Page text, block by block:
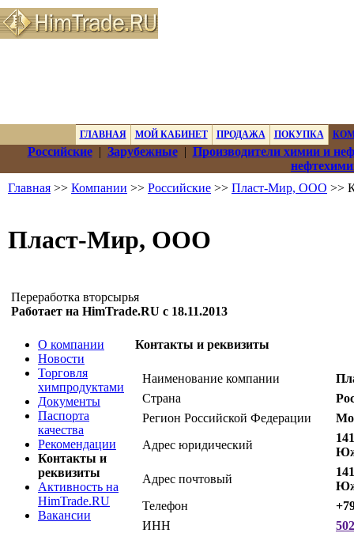
ГЛАВНАЯ МОЙ КАБИНЕТ ПРОДАЖА ПОКУПКА
Российские| Зарубежные| Производители химии и
Главная >> Компании >> Российские >> Пласт-Мир, ООО >>
Пласт-Мир, ООО
Переработка вторсырья
Работает на HimTrade.RU с 18.11.2013
О компании
Новости
Торговля
химпродуктами
Документы
Паспорта
качества
Рекомендации
Контакты и
реквизиты
Активность на
HimTrade.RU
Вакансии
Контакты и реквизиты
Наименование компании
Страна
Регион Российской Федерации
Адрес юридический
Адрес почтовый
Телефон
ИНН